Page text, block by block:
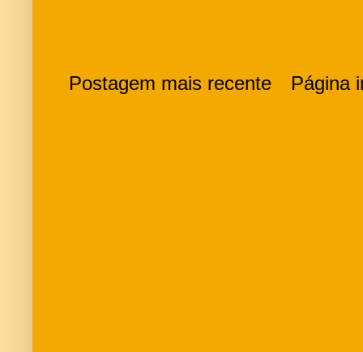
Postagem mais recente Página